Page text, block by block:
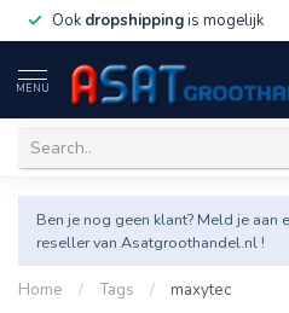
Ook dropshippingis mogelijk
MENU
Ben je nog geen klant? Meld je aan
reseller van Asatgroothandel.nl !
Home / Tags / maxytec